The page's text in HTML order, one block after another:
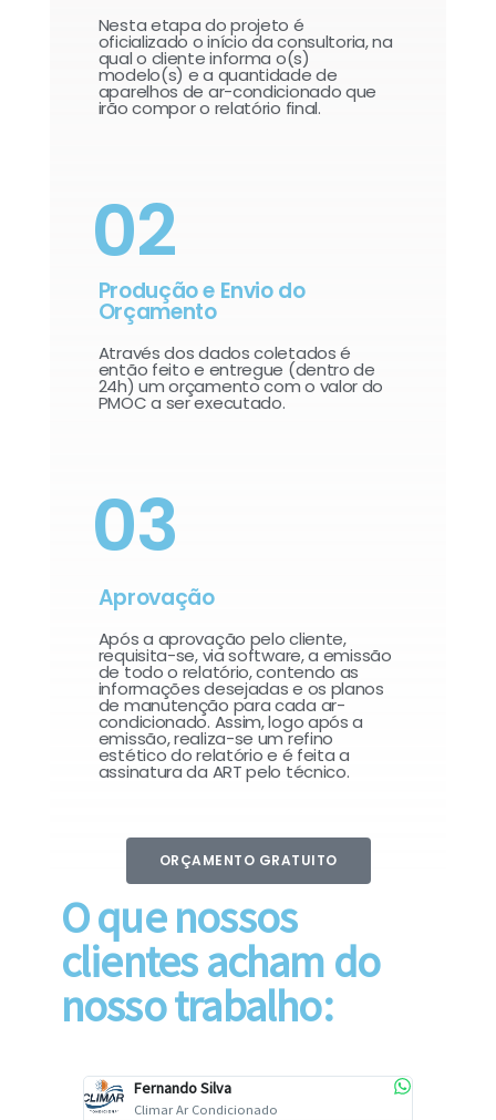
Nesta etapa do projeto é
oficializado o início da consultoria, na
qual o cliente informa o(s)
modelo(s) e a quantidade de
aparelhos de ar-condicionado que
irão compor o relatório final.​
02
Produção e Envio do
Orçamento
Através dos dados coletados é
então feito e entregue (dentro de
24h) um orçamento com o valor do
PMOC a ser executado.
03
Aprovação
Após a aprovação pelo cliente,
requisita-se, via software, a emissão
de todo o relatório, contendo as
informações desejadas e os planos
de manutenção para cada ar-
condicionado. Assim, logo após a
emissão, realiza-se um refino
estético do relatório e é feita a
assinatura da ART pelo técnico.
ORÇAMENTO GRATUITO
O que nossos
clientes acham do
nosso trabalho:
Fernando Silva
Climar Ar Condicionado